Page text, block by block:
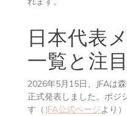
日本代表
一覧と注
2026年5月15日、JFAは
正式発表しました。ポジ
す（ JFA公式ページより）